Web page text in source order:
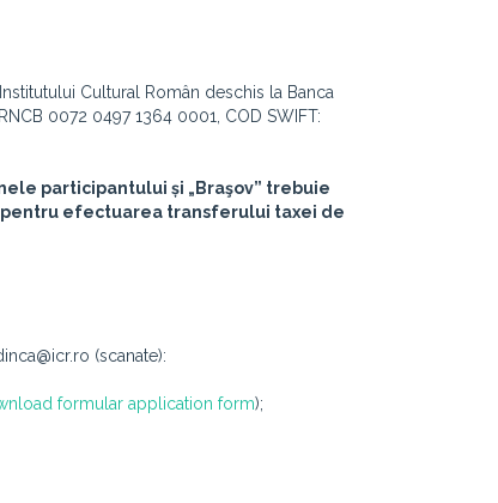
Cultural Român deschis la Banca
0072 0497 1364 0001, COD SWIFT:
participantului și „Braşov” trebuie
efectuarea transferului taxei de
(scanate):
formular application form);